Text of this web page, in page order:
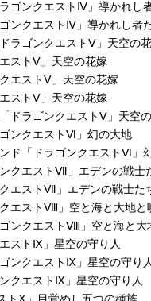
ゴンクエストⅣ」導かれし
ンクエストⅣ」導かれし者
ラゴンクエストⅤ」天空の
ストⅤ」天空の花嫁
エストⅤ」天空の花嫁
ストⅤ」天空の花嫁
ドラゴンクエストⅤ」天空
ンクエストⅥ」幻の大地
ド「ドラゴンクエストⅥ」
クエストⅦ」エデンの戦士
エストⅦ」エデンの戦士た
エストⅧ」空と海と大地と
ンクエストⅧ」空と海と大
ストⅨ」星空の守り人
ンクエストⅨ」星空の守り
クエストⅨ」星空の守り人